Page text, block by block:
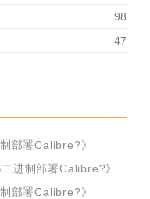
98
47
部署Calibre?》
进制部署Calibre?》
部署Calibre?》